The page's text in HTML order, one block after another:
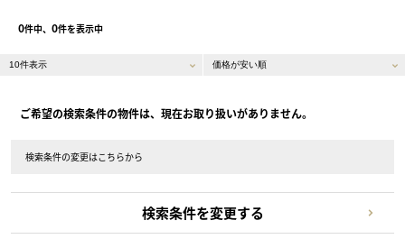
0件中、 0件を表示中
ご希望の検索条件の物件は、現在お取り扱いがありません。
検索条件の変更はこちらから
検索条件を変更する